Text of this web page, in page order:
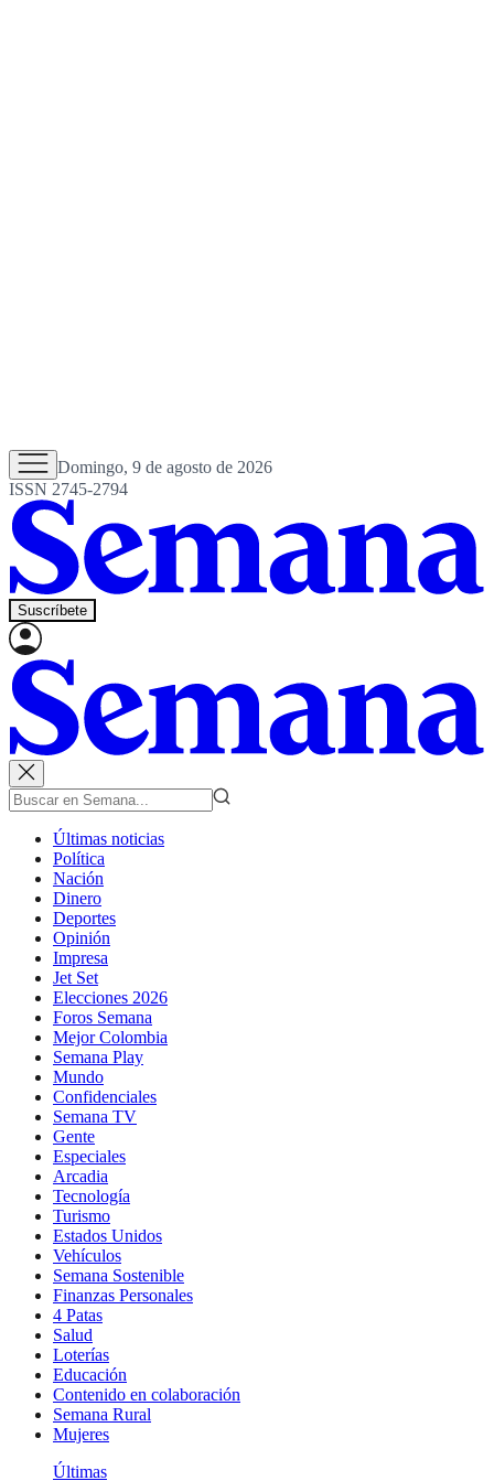
Domingo, 9 de agosto de 2026
ISSN 2745-2794
Suscríbete
Últimas noticias
Política
Nación
Dinero
Deportes
Opinión
Impresa
Jet Set
Elecciones 2026
Foros Semana
Mejor Colombia
Semana Play
Mundo
Confidenciales
Semana TV
Gente
Especiales
Arcadia
Tecnología
Turismo
Estados Unidos
Vehículos
Semana Sostenible
Finanzas Personales
4 Patas
Salud
Loterías
Educación
Contenido en colaboración
Semana Rural
Mujeres
Últimas